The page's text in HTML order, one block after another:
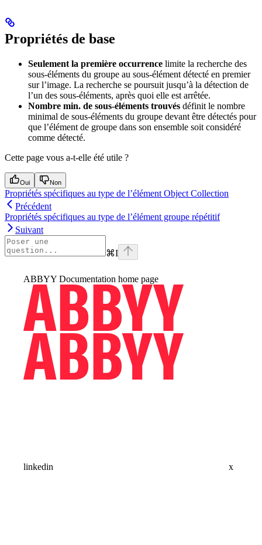
Propriétés de base
Seulement la première occurrence limite la recherche des
sous-éléments du groupe au sous-élément détecté en premier
sur l’image. La recherche se poursuit jusqu’à la détection de
l’un des sous-éléments, après quoi elle est arrêtée.
Nombre min. de sous-éléments trouvés définit le nombre
minimal de sous-éléments du groupe devant être détectés pour
que l’élément de groupe dans son ensemble soit considéré
comme détecté.
Cette page vous a-t-elle été utile ?
Oui Non
Propriétés spécifiques au type de l’élément Object Collection
Précédent
Propriétés spécifiques au type de l’élément groupe répétitif
Suivant
⌘I
ABBYY Documentation home page
linkedin x